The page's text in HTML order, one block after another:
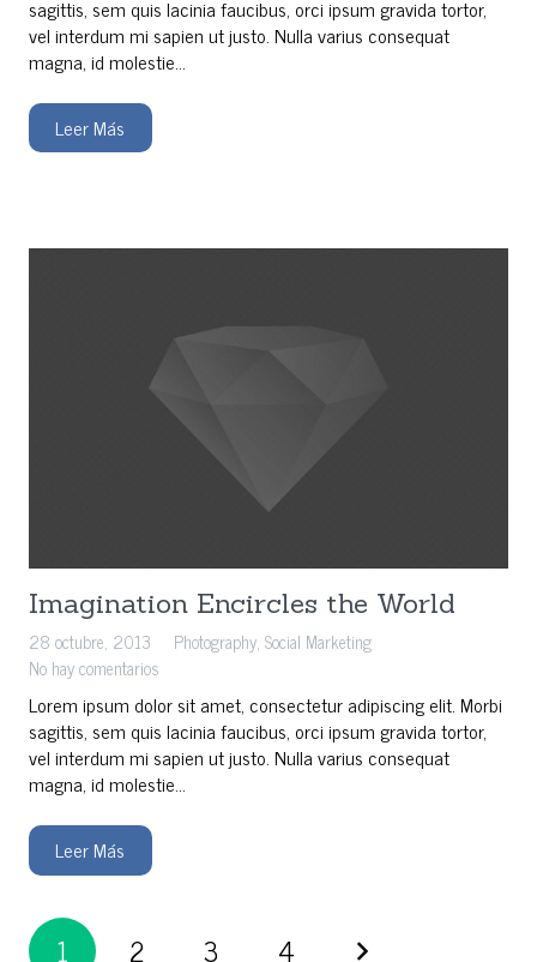
sagittis, sem quis lacinia faucibus, orci ipsum gravida tortor,
vel interdum mi sapien ut justo. Nulla varius consequat
magna, id molestie…
Leer Más
Imagination Encircles the World
28 octubre, 2013 Photography,Social Marketing
No hay comentarios
Lorem ipsum dolor sit amet, consectetur adipiscing elit. Morbi
sagittis, sem quis lacinia faucibus, orci ipsum gravida tortor,
vel interdum mi sapien ut justo. Nulla varius consequat
magna, id molestie…
Leer Más
1 2 3 4